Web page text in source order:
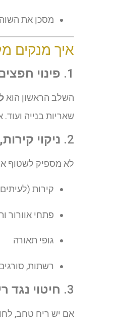
מסכן את
איך מנקים
1. פינוי
השלב הראשון הוא
שאריות בנייה
2. ניקוי
לא מספיק לשטוף
קירות
פתחי אוורור
גופי תאורה
רשתות,
3. חיטוי נגד
אם יש ריח טחב,